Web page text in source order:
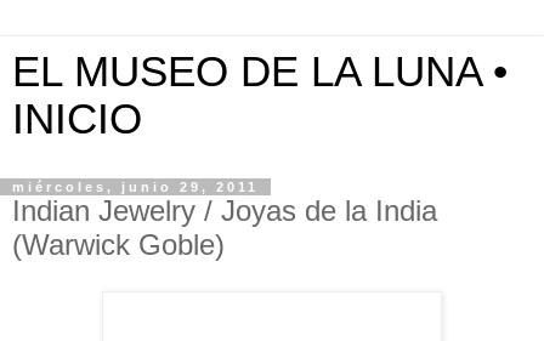
EL MUSEO DE LA LUNA •
INICIO
miércoles, junio 29, 2011
Indian Jewelry / Joyas de la India
(Warwick Goble)